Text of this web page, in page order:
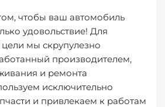
чтобы ваш автомобиль
удовольствие! Для
мы скрупулезно
производителем,
и ремонта
исключительно
и привлекаем к работам